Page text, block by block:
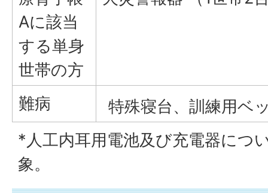
Aに該当
する単身
世帯の方
難病
特殊寝台、訓練用ベ
*人工内耳用電池及び充電器につ
象。